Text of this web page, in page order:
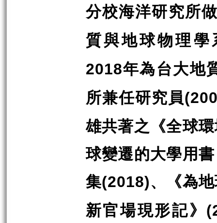
分校海洋研究所
質與地球物理
2018年為台大地
所兼任研究員
雄共著之《全球
球變遷的大學用
集(2018)、《為
新官場現形記》